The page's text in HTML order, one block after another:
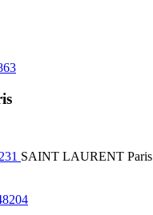
SAINT LAURENT Paris